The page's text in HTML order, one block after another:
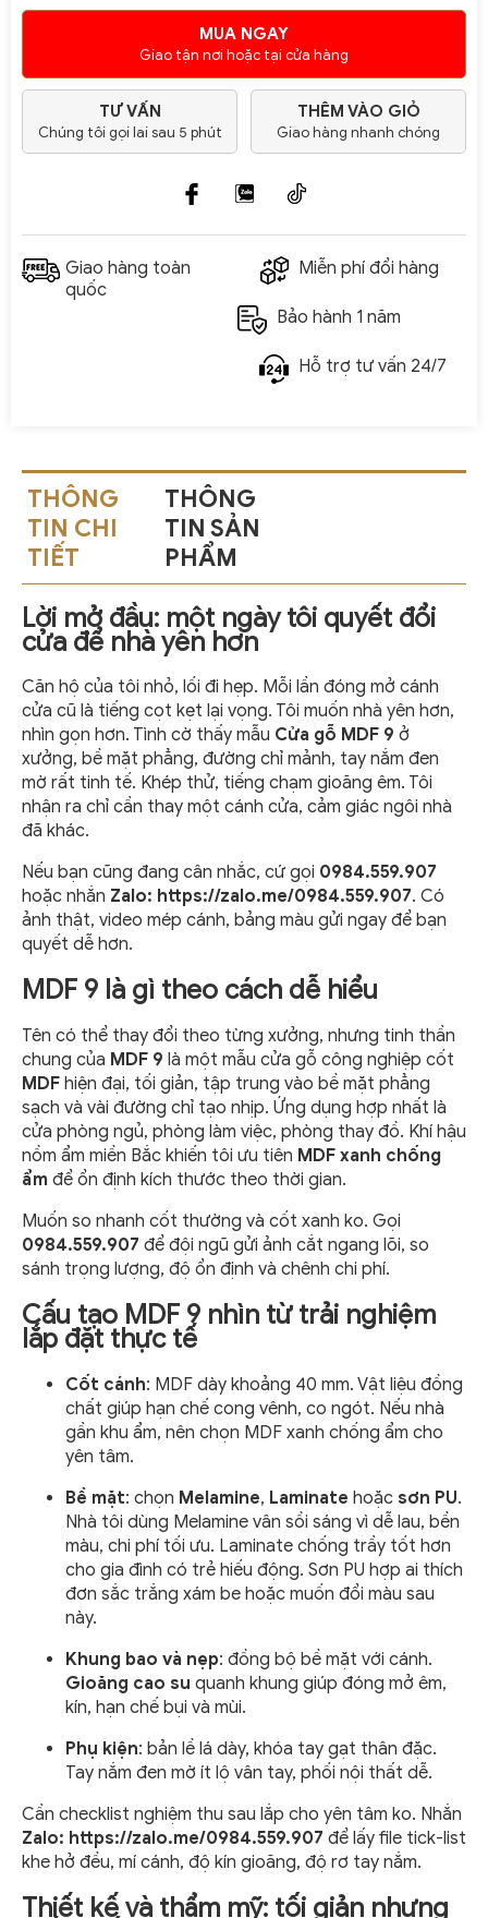
MUA NGAY
Giao tận nơi hoặc tại cửa hàng
TƯ VẤN
Chúng tôi gọi lai sau 5 phút
THÊM VÀO GIỎ
Giao hàng nhanh chóng
Giao hàng toàn
quốc
Miễn phí đổi hàng
Bảo hành 1 năm
Hỗ trợ tư vấn 24/7
THÔNG
TIN CHI
TIẾT
THÔNG
TIN SẢN
PHẨM
Lời mở đầu: một ngày tôi quyết đổi
cửa để nhà yên hơn
Căn hộ của tôi nhỏ, lối đi hẹp. Mỗi lần đóng mở cánh
cửa cũ là tiếng cọt kẹt lại vọng. Tôi muốn nhà yên hơn,
nhìn gọn hơn. Tình cờ thấy mẫu Cửa gỗ MDF 9 ở
xưởng, bề mặt phẳng, đường chỉ mảnh, tay nắm đen
mờ rất tinh tế. Khép thử, tiếng chạm gioăng êm. Tôi
nhận ra chỉ cần thay một cánh cửa, cảm giác ngôi nhà
đã khác.
Nếu bạn cũng đang cân nhắc, cứ gọi 0984.559.907
hoặc nhắn Zalo: https://zalo.me/0984.559.907. Có
ảnh thật, video mép cánh, bảng màu gửi ngay để bạn
quyết dễ hơn.
MDF 9 là gì theo cách dễ hiểu
Tên có thể thay đổi theo từng xưởng, nhưng tinh thần
chung của MDF 9 là một mẫu cửa gỗ công nghiệp cốt
MDF hiện đại, tối giản, tập trung vào bề mặt phẳng
sạch và vài đường chỉ tạo nhịp. Ứng dụng hợp nhất là
cửa phòng ngủ, phòng làm việc, phòng thay đồ. Khí hậu
nồm ẩm miền Bắc khiến tôi ưu tiên MDF xanh chống
ẩm để ổn định kích thước theo thời gian.
Muốn so nhanh cốt thường và cốt xanh ko. Gọi
0984.559.907 để đội ngũ gửi ảnh cắt ngang lõi, so
sánh trọng lượng, độ ổn định và chênh chi phí.
Cấu tạo MDF 9 nhìn từ trải nghiệm
lắp đặt thực tế
Cốt cánh: MDF dày khoảng 40 mm. Vật liệu đồng
chất giúp hạn chế cong vênh, co ngót. Nếu nhà
gần khu ẩm, nên chọn MDF xanh chống ẩm cho
yên tâm.
Bề mặt: chọn Melamine, Laminate hoặc sơn PU.
Nhà tôi dùng Melamine vân sồi sáng vì dễ lau, bền
màu, chi phí tối ưu. Laminate chống trầy tốt hơn
cho gia đình có trẻ hiếu động. Sơn PU hợp ai thích
đơn sắc trắng xám be hoặc muốn đổi màu sau
này.
Khung bao và nẹp: đồng bộ bề mặt với cánh.
Gioăng cao su quanh khung giúp đóng mở êm,
kín, hạn chế bụi và mùi.
Phụ kiện: bản lề lá dày, khóa tay gạt thân đặc.
Tay nắm đen mờ ít lộ vân tay, phối nội thất dễ.
Cần checklist nghiệm thu sau lắp cho yên tâm ko. Nhắn
Zalo: https://zalo.me/0984.559.907 để lấy file tick-list
khe hở đều, mí cánh, độ kín gioăng, độ rơ tay nắm.
Thiết kế và thẩm mỹ: tối giản nhưng